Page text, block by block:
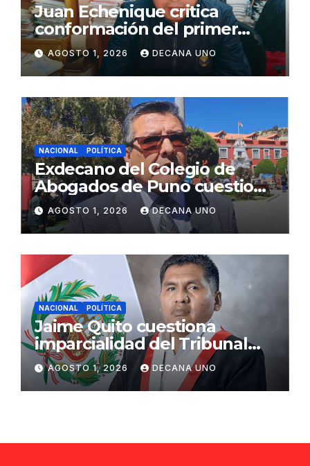
Juan Echenique critica
conformación del primer
gabinete ministerial de Keiko
Fujimori
AGOSTO 1, 2026 DECANA UNO
NACIONAL POLÍTICA
Exdecano del Colegio de
Abogados de Puno cuestiona
propuestas sobre seguridad
ciudadana
AGOSTO 1, 2026 DECANA UNO
NACIONAL POLÍTICA
Jaime Quito cuestiona
imparcialidad del Tribunal
Constitucional tras liberación
de Ollanta Humala
AGOSTO 1, 2026 DECANA UNO